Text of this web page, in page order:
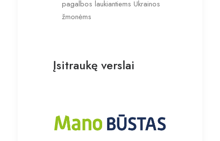
pagalbos laukiantiems Ukrainos
žmonėms
Įsitraukę verslai